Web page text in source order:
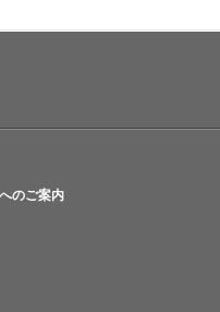
のご案内